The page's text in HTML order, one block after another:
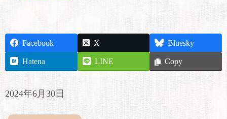
Facebook X
Bluesky
Hatena
LINE Copy
2024年6月30日